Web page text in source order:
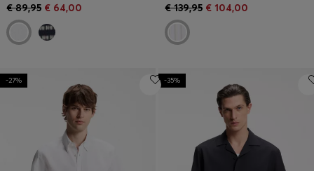
€ 89,95 € 64,00 € 139,95 € 104,00
-27% -35%